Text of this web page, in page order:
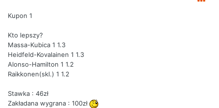
Kupon 1
Kto lepszy?
Massa-Kubica 1 1.3
Heidfeld-Kovalainen 1 1.3
Alonso-Hamilton 1 1.2
Raikkonen(skl.) 1 1.2
Stawka : 46zł
Zakładana wygrana : 100zł